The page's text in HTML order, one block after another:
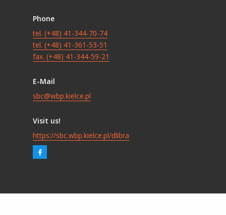
Phone
tel. (+48) 41-344-70-74
tel. (+48) 41-361-53-51
fax. (+48) 41-344-59-21
E-Mail
sbc@wbp.kielce.pl
Visit us!
https://sbc.wbp.kielce.pl/dlibra